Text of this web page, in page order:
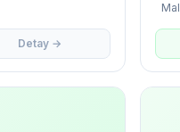
Detay →